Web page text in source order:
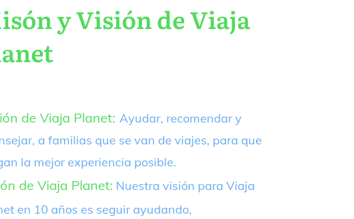
y Visión de Viaja
de Viaja Planet: Ayudar, recomendar y
a familias que se van de viajes, para que
la mejor experiencia posible.
de Viaja Planet: Nuestra visión para Viaja
en 10 años es seguir ayudando,